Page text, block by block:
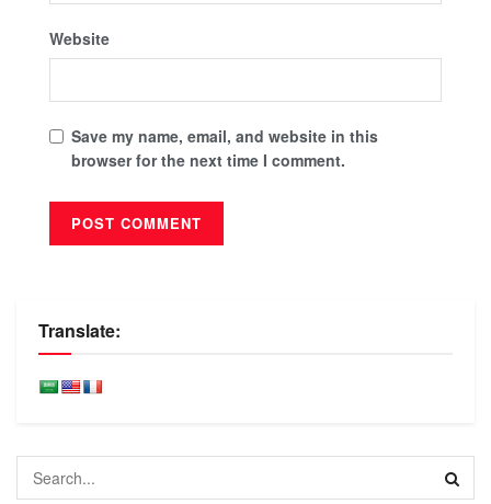
Website
Save my name, email, and website in this
browser for the next time I comment.
Translate: